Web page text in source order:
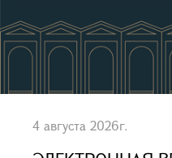
4 августа 2026г.